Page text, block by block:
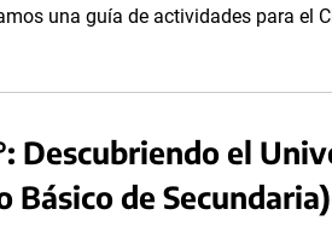
una guía de actividades para el
Descubriendo el
Básico de Secundaria)